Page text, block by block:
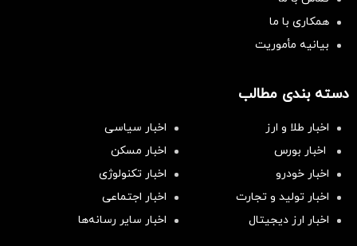
همکاری با ما
بیانیه مأموریت
دسته بندی مطالب
اخبار طلا و ارز
اخبار سیاسی
اخبار بورس
اخبار مسکن
اخبار خودرو
اخبار تکنولوژی
اخبار تولید و تجارت
اخبار اجتماعی
اخبار ارز دیجیتال
اخبار سایر رسانه‌‌ها